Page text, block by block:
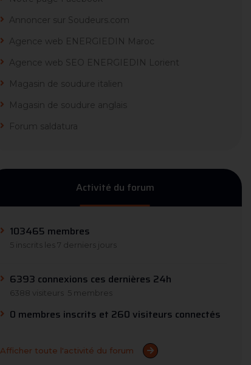
Annoncer sur Soudeurs.com
Agence web ENERGIEDIN Maroc
Agence web SEO ENERGIEDIN Lorient
Magasin de soudure italien
Magasin de soudure anglais
Forum saldatura
Activité du forum
103465 membres
5 inscrits les 7 derniers jours
6393 connexions ces dernières 24h
6388 visiteurs 5 membres
0 membres inscrits et 260 visiteurs connectés
Afficher toute l'activité du forum